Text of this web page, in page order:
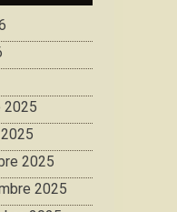
2025
2025
2025